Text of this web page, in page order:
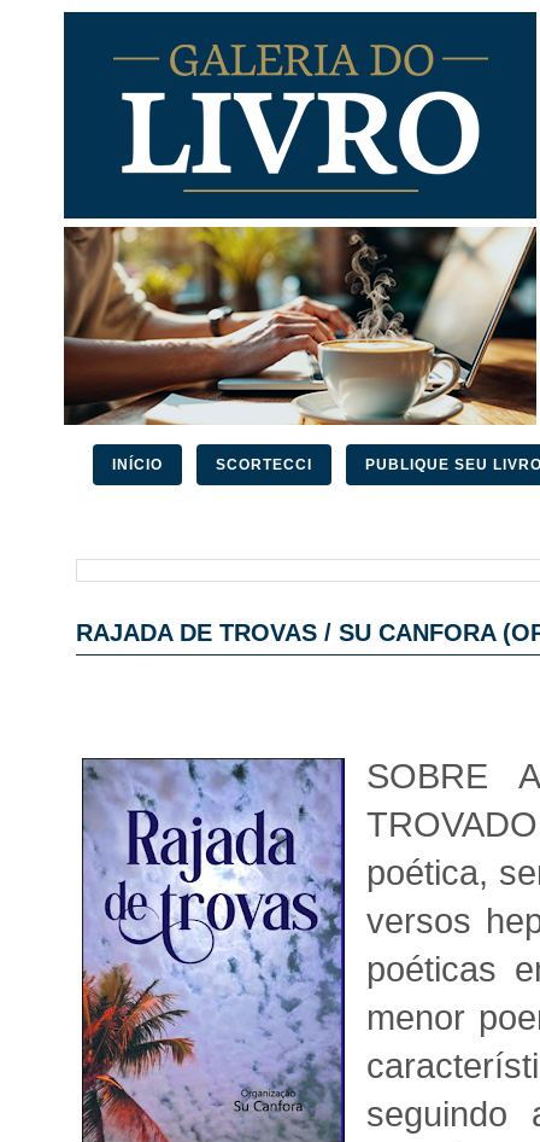
INÍCIO SCORTECCI PUBLIQUE SEU
RAJADA DE TROVAS / SU CANFORA
SOBRE
poética,
versos
poéticas
menor
seguindo